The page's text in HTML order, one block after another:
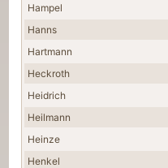
Hampel
Hanns
Hartmann
Heckroth
Heidrich
Heilmann
Heinze
Henkel